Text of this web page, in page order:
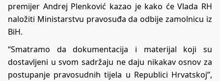
premijer Andrej Plenković kazao je kako će Vlada RH
naložiti Ministarstvu pravosuđa da odbije zamolnicu iz
BiH.
“Smatramo da dokumentacija i materijal koji su
dostavljeni u svom sadržaju ne daju nikakav osnov za
postupanje pravosudnih tijela u Republici Hrvatskoj”,